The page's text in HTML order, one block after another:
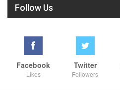
Follow Us
Facebook
Likes
Twitter
Followers